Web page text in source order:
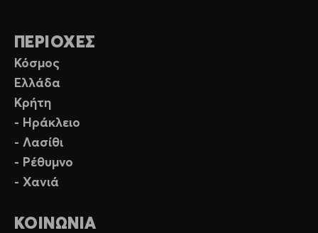
ΠΕΡΙΟΧΕΣ
Κόσμος
Ελλάδα
Κρήτη
- Ηράκλειο
- Λασίθι
- Ρέθυμνο
- Χανιά
ΚΟΙΝΩΝΙΑ